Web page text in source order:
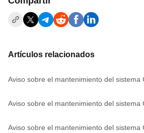
Artículos relacionados
Aviso sobre el mantenimiento del sistema
Aviso sobre el mantenimiento del sistema
Aviso sobre el mantenimiento del sistema